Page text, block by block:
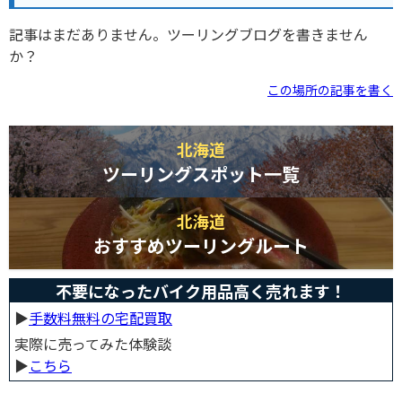
記事はまだありません。ツーリングブログを書きません
か？
この場所の記事を書く
北海道
ツーリングスポット一覧
北海道
おすすめツーリングルート
不要になったバイク用品高く売れます！
▶︎手数料無料の宅配買取
実際に売ってみた体験談
▶︎こちら